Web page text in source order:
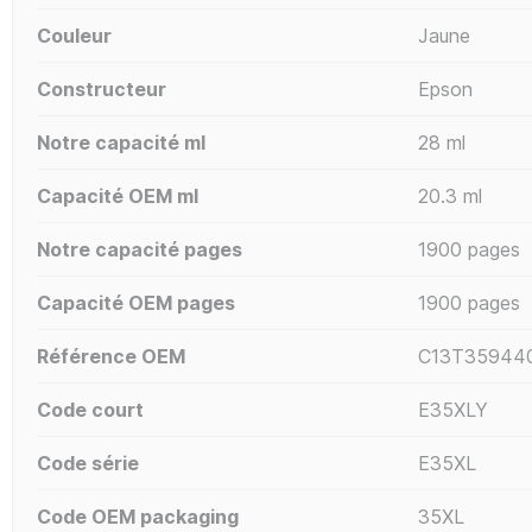
Couleur Jaune
Constructeur Epson
Notre capacité ml 28 ml
Capacité OEM ml 20.3 ml
Notre capacité pages 1900 pages
Capacité OEM pages 1900 pages
Référence OEM
Code court E35XLY
Code série E35XL
Code OEM packaging 35XL